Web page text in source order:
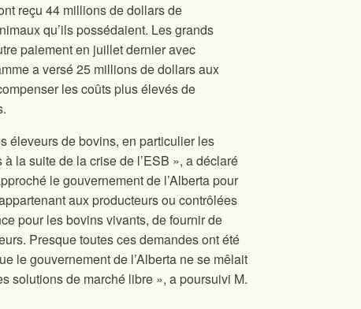
reçu 44 millions de dollars de
qu’ils possédaient. Les grands
paiement en juillet dernier avec
a versé 25 millions de dollars aux
les coûts plus élevés de
éleveurs de bovins, en particulier les
la suite de la crise de l’ESB », a déclaré
le gouvernement de l’Alberta pour
aux producteurs ou contrôlées
pour les bovins vivants, de fournir de
Presque toutes ces demandes ont été
le gouvernement de l’Alberta ne se mêlait
solutions de marché libre », a poursuivi M.